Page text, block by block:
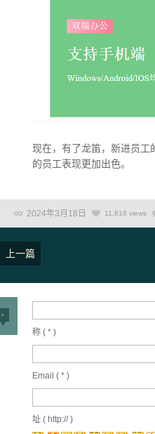
现在，有了龙笛，新进员工
的员工表现更加出色。
2024年3月18日 11,816 views
上一篇
称 ( * )
Email ( * )
址 ( http:// )